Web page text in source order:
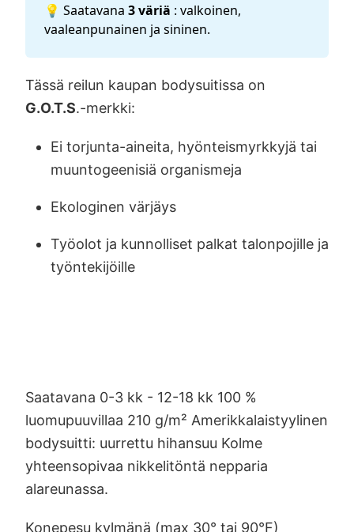
💡 Saatavana 3 väriä : valkoinen,
vaaleanpunainen ja sininen.
Tässä reilun kaupan bodysuitissa on
G.O.T.S.-merkki:
Ei torjunta-aineita, hyönteismyrkkyjä tai
muuntogeenisiä organismeja
Ekologinen värjäys
Työolot ja kunnolliset palkat talonpojille ja
työntekijöille
Saatavana 0-3 kk - 12-18 kk 100 %
luomupuuvillaa 210 g/m² Amerikkalaistyylinen
bodysuitti: uurrettu hihansuu Kolme
yhteensopivaa nikkelitöntä nepparia
alareunassa.
Konepesu kylmänä (max 30° tai 90°F)